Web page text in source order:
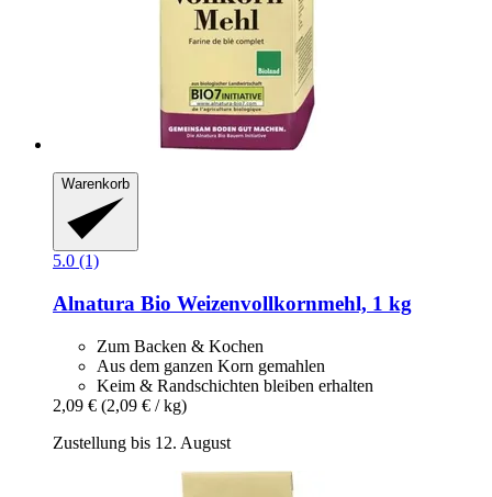
Warenkorb
5.0 (1)
Alnatura Bio Weizenvollkornmehl, 1 kg
Zum Backen & Kochen
Aus dem ganzen Korn gemahlen
Keim & Randschichten bleiben erhalten
2,09 € (2,09 € / kg)
Zustellung bis 12. August